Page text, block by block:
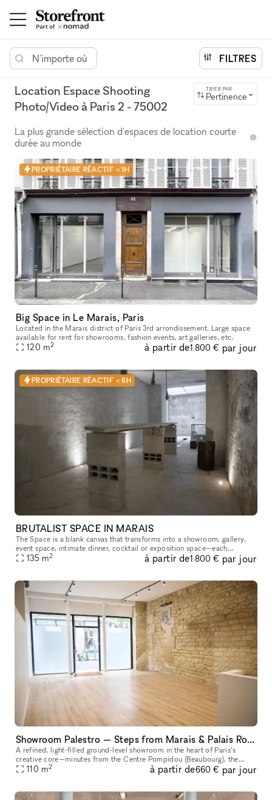
N'importe où FILTRES
Location Espace Shooting
Photo/Video à Paris 2 - 75002
TRIER PAR
Pertinence
La plus grande sélection d'espaces de location courte
durée au monde
PROPRIÉTAIRE RÉACTIF < 1H
Big Space in Le Marais, Paris
Located in the Marais district of Paris 3rd arrondissement. Large space
available for rent for showrooms, fashion events, art galleries, etc.
120 m2 à partir de1 800 € par jour
PROPRIÉTAIRE RÉACTIF < 6H
BRUTALIST SPACE IN MARAIS
The Space is a blank canvas that transforms into a showroom, gallery,
event space, intimate dinner, cocktail or exposition space—each
experience unfolding behind its discreet, brutalist facade. The
135 m2 à partir de1 800 € par jour
Showroom Palestro — Steps from Marais & Palais Royal
A refined, light-filled ground-level showroom in the heart of Paris’s
creative core—minutes from the Centre Pompidou (Beaubourg), the
Bourse de Commerce – Pinault Collection, and the Jardin du Palais
110 m2 à partir de660 € par jour